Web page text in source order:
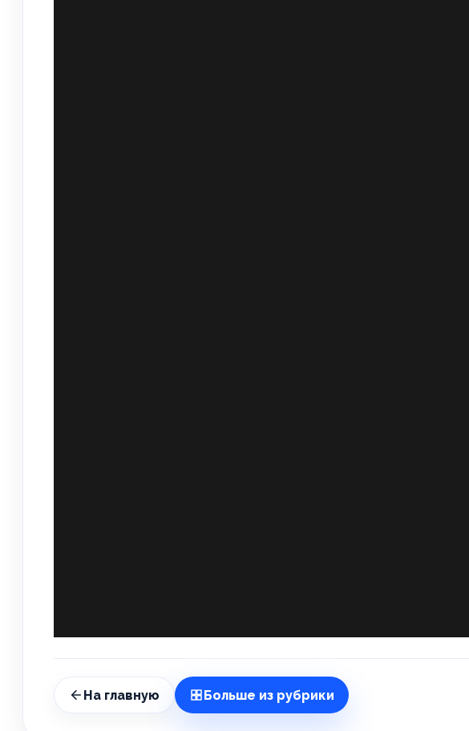
На главную Больше из рубрики